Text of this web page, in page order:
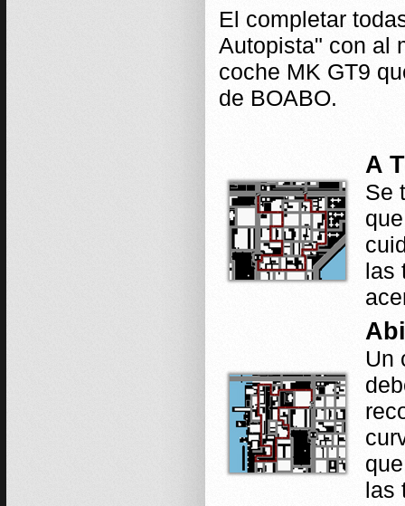
El completar
Autopista" con al
coche MK GT9
de BOABO.
A
Se
las
Un
las